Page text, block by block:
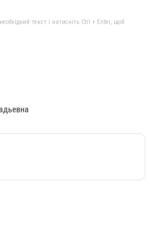
текст і натисніть Ctrl + Enter, щоб